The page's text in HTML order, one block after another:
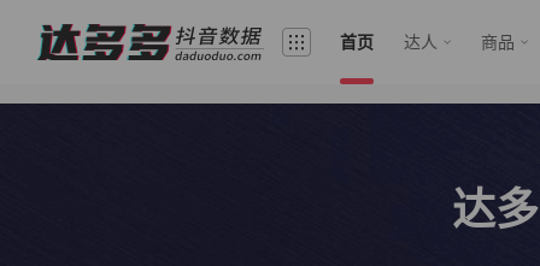
首页 达人 商品
达